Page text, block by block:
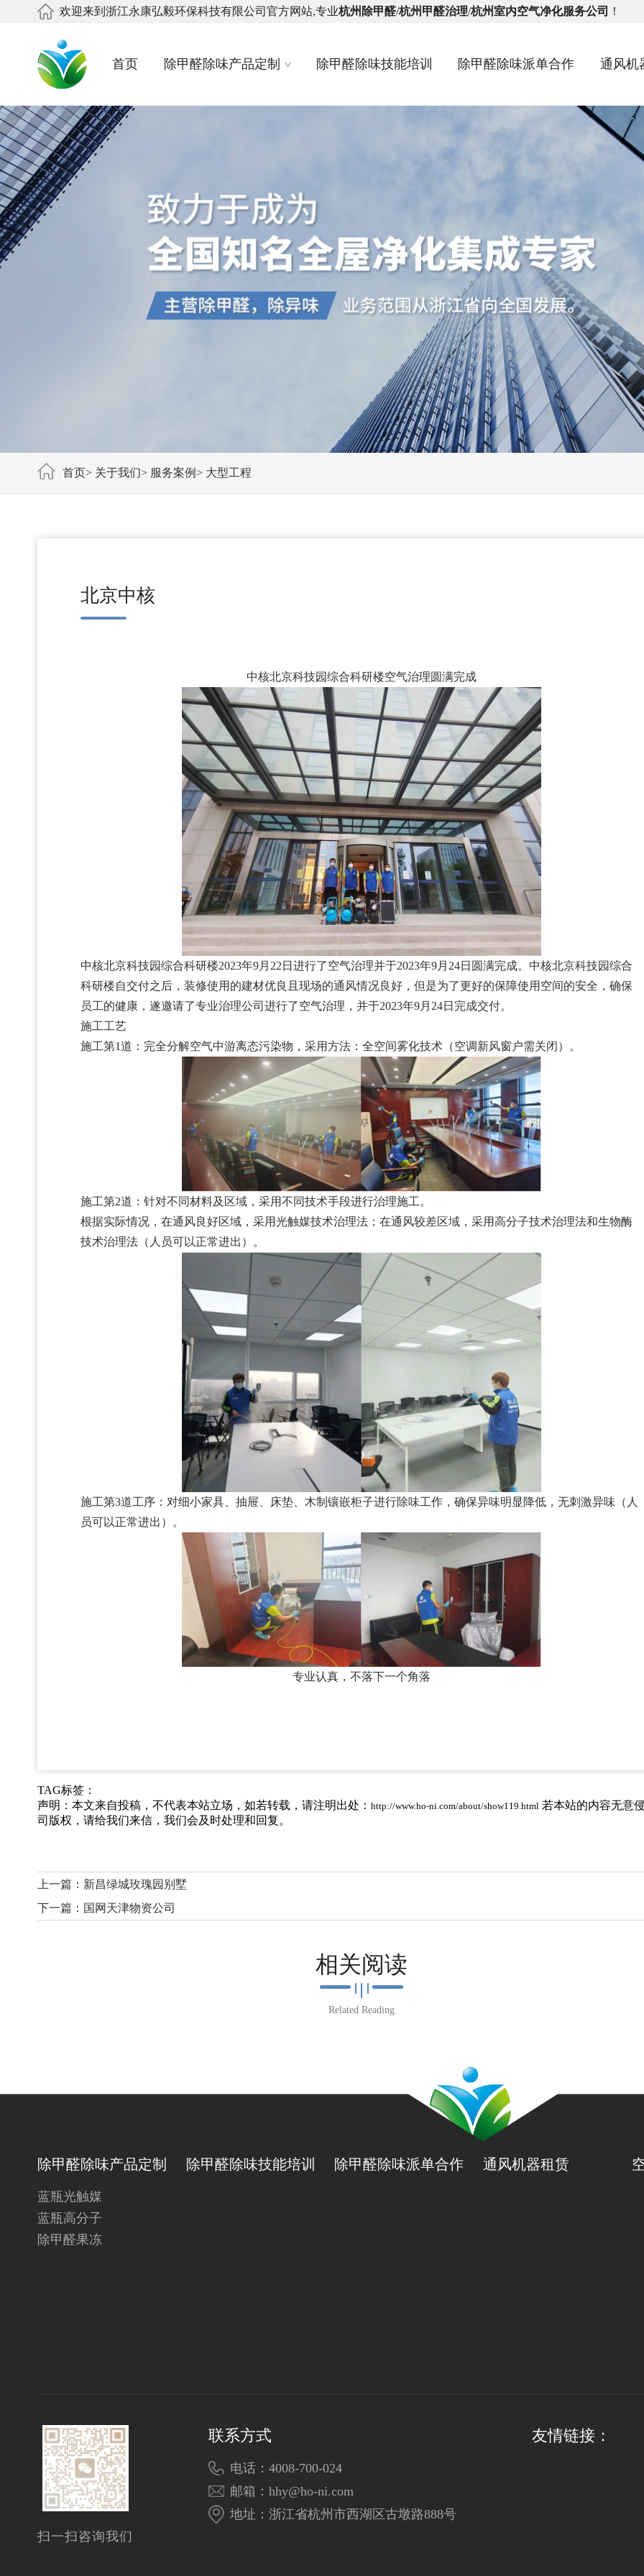
欢迎来到浙江永康弘毅环保科技有限公司官方网站,专业杭州除甲醛/杭州甲醛治理/杭州室内空气净化服务公司 ！
首页 除甲醛除味产品定制 除甲醛除味技能培训 除甲醛除味派单合作 通风机
首页> 关于我们> 服务案例> 大型工程
北京中核
中核北京科技园综合科研楼空气治理圆满完成
中核北京科技园综合科研楼2023年9月22日进行了空气治理并于2023年9月24日圆满完成。中核北京科技园综合
科研楼自交付之后，装修使用的建材优良且现场的通风情况良好，但是为了更好的保障使用空间的安全，确保
员工的健康，遂邀请了专业治理公司进行了空气治理，并于2023年9月24日完成交付。
施工工艺
施工第1道：完全分解空气中游离态污染物，采用方法：全空间雾化技术（空调新风窗户需关闭）。
施工第2道：针对不同材料及区域，采用不同技术手段进行治理施工。
根据实际情况，在通风良好区域，采用光触媒技术治理法；在通风较差区域，采用高分子技术治理法和生物酶
技术治理法（人员可以正常进出）。
施工第3道工序：对细小家具、抽屉、床垫、木制镶嵌柜子进行除味工作，确保异味明显降低，无刺激异味（人
员可以正常进出）。
专业认真，不落下一个角落
TAG标签：
声明：本文来自投稿，不代表本站立场，如若转载，请注明出处： http://www.ho-ni.com/about/show119.html 若本站的内容无意
司版权，请给我们来信，我们会及时处理和回复。
上一篇： 新昌绿城玫瑰园别墅
下一篇： 国网天津物资公司
相关阅读
Related Reading
除甲醛除味产品定制
蓝瓶光触媒
蓝瓶高分子
除甲醛果冻
除甲醛除味技能培训 除甲醛除味派单合作 通风机器租赁
扫一扫咨询我们
联系方式
电话：4008-700-024
邮箱：hhy@ho-ni.com
地址：浙江省杭州市西湖区古墩路888号
友情链接：